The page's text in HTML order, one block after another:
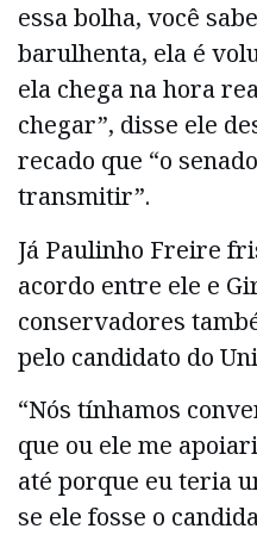
essa bolha, você
barulhenta, ela é
ela chega na hora
chegar”, disse ele
recado que “o
transmitir”.
Já Paulinho Freire
acordo entre ele e
conservadores
pelo candidato do
“Nós tínhamos
que ou ele me
até porque eu teria
se ele fosse o